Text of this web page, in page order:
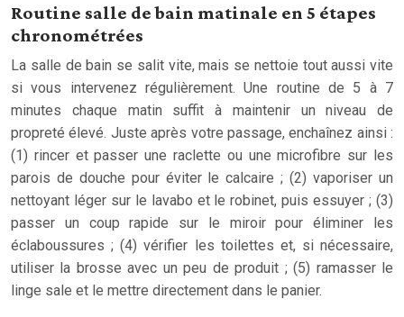
Routine salle de bain matinale en 5 étapes
chronométrées
La salle de bain se salit vite, mais se nettoie tout aussi vite
si vous intervenez régulièrement. Une routine de 5 à 7
minutes chaque matin suffit à maintenir un niveau de
propreté élevé. Juste après votre passage, enchaînez ainsi :
(1) rincer et passer une raclette ou une microfibre sur les
parois de douche pour éviter le calcaire ; (2) vaporiser un
nettoyant léger sur le lavabo et le robinet, puis essuyer ; (3)
passer un coup rapide sur le miroir pour éliminer les
éclaboussures ; (4) vérifier les toilettes et, si nécessaire,
utiliser la brosse avec un peu de produit ; (5) ramasser le
linge sale et le mettre directement dans le panier.